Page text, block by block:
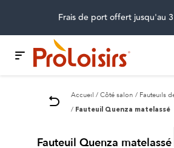
Frais de port offert jusqu'au
Accueil Côté salon Fauteuils
Fauteuil Quenza matelassé
Fauteuil Quenza matelassé